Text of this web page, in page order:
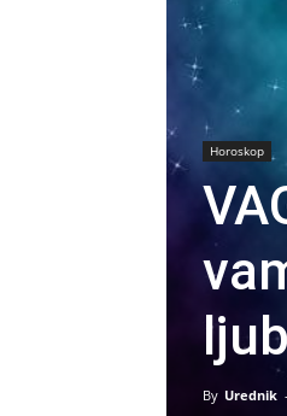
Horoskop
By Urednik -